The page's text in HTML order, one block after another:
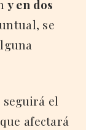
y en dos
se
el
que afectará